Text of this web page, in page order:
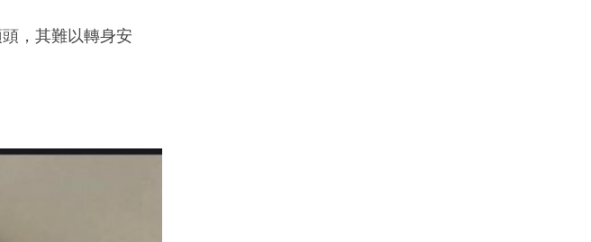
，其難以轉身安